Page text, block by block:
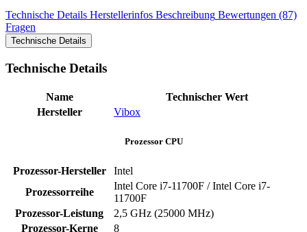
Technische Details Herstellerinfos Beschreibung Bewertungen (87)
Fragen
Technische Details
Technische Details
Name
Technischer Wert
Hersteller
Vibox
Prozessor CPU
Prozessor-Hersteller
‎Intel
Prozessorreihe
Intel Core i7-11700F / Intel Core i7-
11700F
Prozessor-Leistung
‎2,5 GHz (25000 MHz)
Prozessor-Kerne
‎8